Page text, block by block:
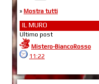
» Mostra tutti
IL MURO
Ultimo post
Mistero-BiancoRosso
11:22